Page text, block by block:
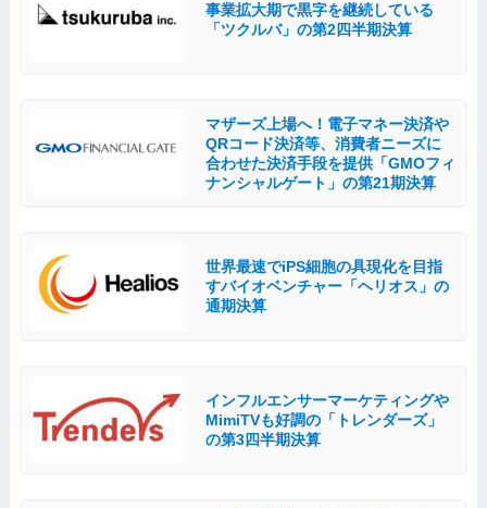
事業拡大期で黒字を継続している
「ツクルバ」の第2四半期決算
マザーズ上場へ！電子マネー決済や
QRコード決済等、消費者ニーズに
合わせた決済手段を提供「GMOフィ
ナンシャルゲート」の第21期決算
世界最速でiPS細胞の具現化を目指
すバイオベンチャー「ヘリオス」の
通期決算
インフルエンサーマーケティングや
MimiTVも好調の「トレンダーズ」
の第3四半期決算